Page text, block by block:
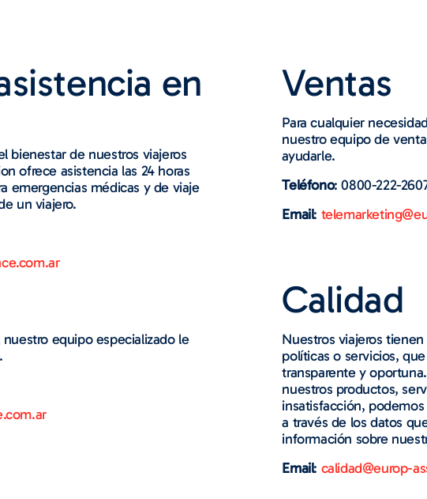
en
bienestar de nuestros viajeros
ofrece asistencia las 24 horas
emergencias médicas y de viaje
un viajero.
Ventas
Para cualquier
nuestro equipo de
ayudarle.
Teléfono: 0800-222-
Email:
equipo especializado le
Calidad
Nuestros viajeros
políticas o servicios,
transparente y
nuestros productos,
insatisfacción,
a través de los datos
información sobre
Email: calidad@europ-